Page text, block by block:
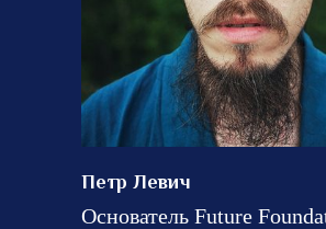
Петр Левич
Основатель Future